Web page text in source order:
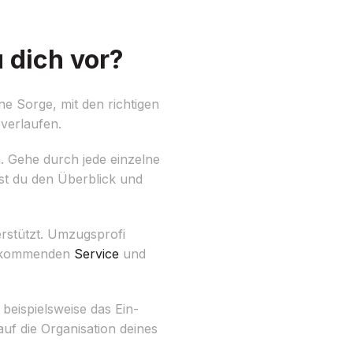
dich vor?
Sorge, mit den richtigen
durch jede einzelne
du den Überblick und
Umzugsprofi
Service und
das Ein-
die Organisation deines